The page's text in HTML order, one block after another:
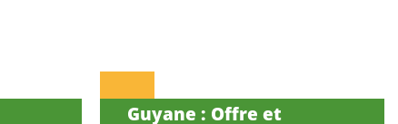
Guyane : Offre et